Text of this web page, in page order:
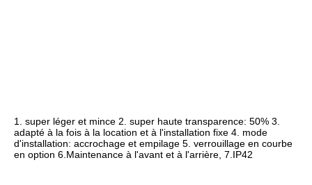
1. super léger et mince 2. super haute transparence: 50% 3.
adapté à la fois à la location et à l'installation fixe 4. mode
d'installation: accrochage et empilage 5. verrouillage en courbe
en option 6.Maintenance à l'avant et à l'arrière, 7.IP42